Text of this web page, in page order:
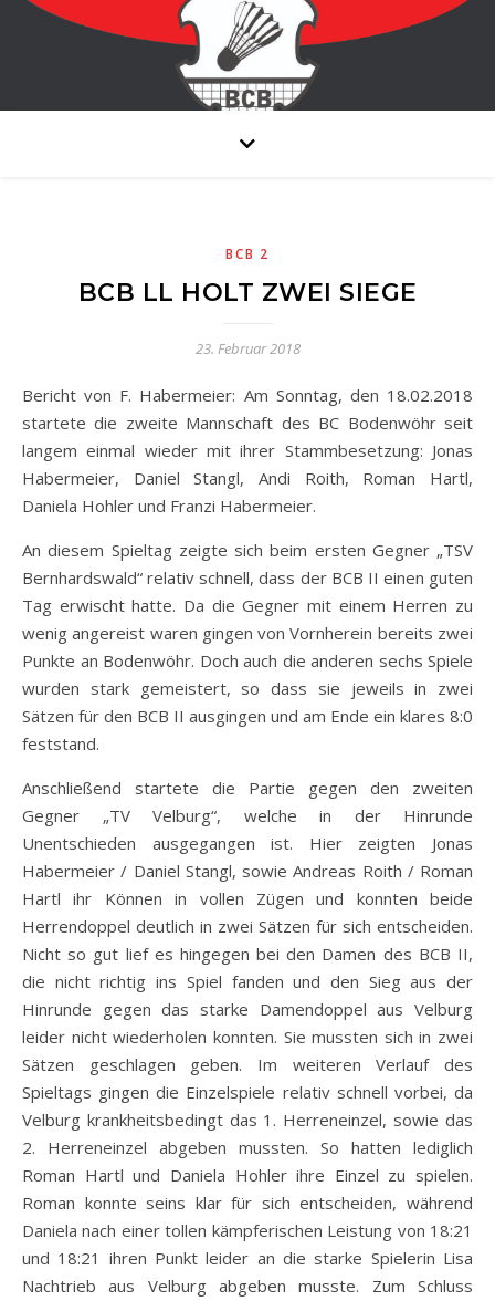
BCB 2
BCB LL HOLT ZWEI SIEGE
23. Februar 2018
Bericht von F. Habermeier: Am Sonntag, den 18.02.2018
startete die zweite Mannschaft des BC Bodenwöhr seit
langem einmal wieder mit ihrer Stammbesetzung: Jonas
Habermeier, Daniel Stangl, Andi Roith, Roman Hartl,
Daniela Hohler und Franzi Habermeier.
An diesem Spieltag zeigte sich beim ersten Gegner „TSV
Bernhardswald“ relativ schnell, dass der BCB II einen guten
Tag erwischt hatte. Da die Gegner mit einem Herren zu
wenig angereist waren gingen von Vornherein bereits zwei
Punkte an Bodenwöhr. Doch auch die anderen sechs Spiele
wurden stark gemeistert, so dass sie jeweils in zwei
Sätzen für den BCB II ausgingen und am Ende ein klares 8:0
feststand.
Anschließend startete die Partie gegen den zweiten
Gegner „TV Velburg“, welche in der Hinrunde
Unentschieden ausgegangen ist. Hier zeigten Jonas
Habermeier / Daniel Stangl, sowie Andreas Roith / Roman
Hartl ihr Können in vollen Zügen und konnten beide
Herrendoppel deutlich in zwei Sätzen für sich entscheiden.
Nicht so gut lief es hingegen bei den Damen des BCB II,
die nicht richtig ins Spiel fanden und den Sieg aus der
Hinrunde gegen das starke Damendoppel aus Velburg
leider nicht wiederholen konnten. Sie mussten sich in zwei
Sätzen geschlagen geben. Im weiteren Verlauf des
Spieltags gingen die Einzelspiele relativ schnell vorbei, da
Velburg krankheitsbedingt das 1. Herreneinzel, sowie das
2. Herreneinzel abgeben mussten. So hatten lediglich
Roman Hartl und Daniela Hohler ihre Einzel zu spielen.
Roman konnte seins klar für sich entscheiden, während
Daniela nach einer tollen kämpferischen Leistung von 18:21
und 18:21 ihren Punkt leider an die starke Spielerin Lisa
Nachtrieb aus Velburg abgeben musste. Zum Schluss